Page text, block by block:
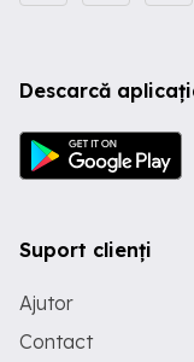
Descarcă
Suport clienți
Ajutor
Contact